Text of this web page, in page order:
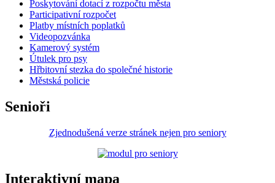
Poskytování dotací z rozpočtu města
Participativní rozpočet
Platby místních poplatků
Videopozvánka
Kamerový systém
Útulek pro psy
Hřbitovní stezka do společné historie
Městská policie
Senioři
Zjednodušená verze stránek nejen pro seniory
Interaktivní mapa